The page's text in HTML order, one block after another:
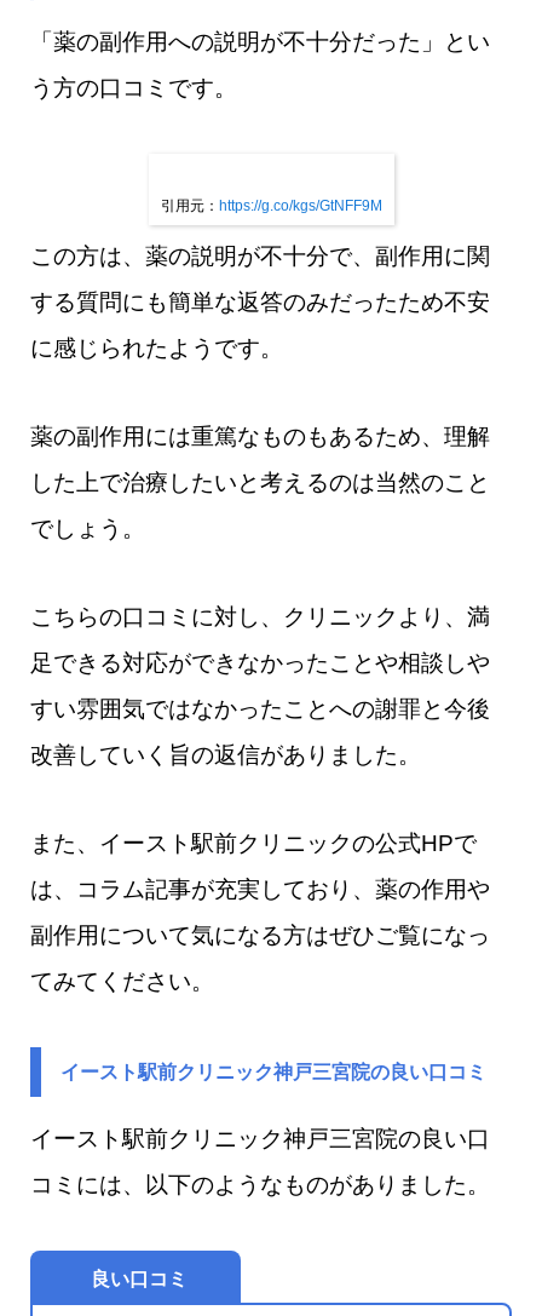
「薬の副作用への説明が不十分だった」とい
う方の口コミです。
引用元： https://g.co/kgs/GtNFF9M
この方は、薬の説明が不十分で、副作用に関
する質問にも簡単な返答のみだったため不安
に感じられたようです。
薬の副作用には重篤なものもあるため、理解
した上で治療したいと考えるのは当然のこと
でしょう。
こちらの口コミに対し、クリニックより、満
足できる対応ができなかったことや相談しや
すい雰囲気ではなかったことへの謝罪と今後
改善していく旨の返信がありました。
また、イースト駅前クリニックの公式HPで
は、コラム記事が充実しており、薬の作用や
副作用について気になる方はぜひご覧になっ
てみてください。
イースト駅前クリニック神戸三宮院の良い口コミ
イースト駅前クリニック神戸三宮院の良い口
コミには、以下のようなものがありました。
良い口コミ